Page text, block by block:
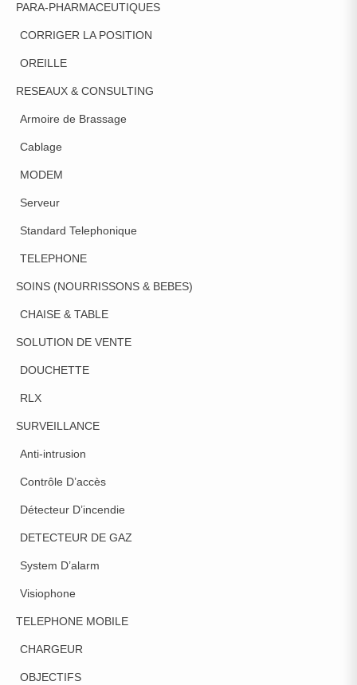
PARA-PHARMACEUTIQUES
CORRIGER LA POSITION
OREILLE
RESEAUX & CONSULTING
Armoire de Brassage
Cablage
MODEM
Serveur
Standard Telephonique
TELEPHONE
SOINS (NOURRISSONS & BEBES)
CHAISE & TABLE
SOLUTION DE VENTE
DOUCHETTE
RLX
SURVEILLANCE
Anti-intrusion
Contrôle D’accès
Détecteur D’incendie
DETECTEUR DE GAZ
System D’alarm
Visiophone
TELEPHONE MOBILE
CHARGEUR
OBJECTIFS